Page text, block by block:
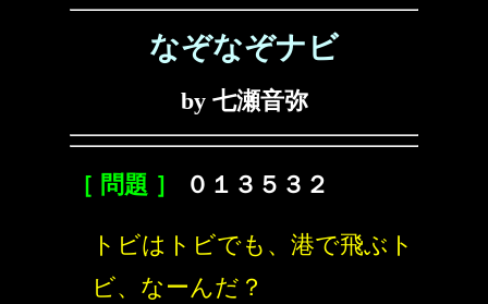
なぞなぞナビ
by 七瀬音弥
［ 問題 ］ ０１３５３２
トビはトビでも、港で飛ぶト
ビ、なーんだ？